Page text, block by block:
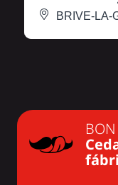
BRIVE-LA-